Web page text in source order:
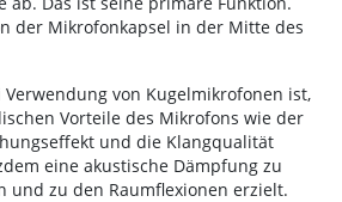
der Mikrofonkapsel in der Mitte des
von Kugelmikrofonen ist,
Vorteile des Mikrofons wie der
und die Klangqualität
eine akustische Dämpfung zu
und zu den Raumflexionen erzielt.